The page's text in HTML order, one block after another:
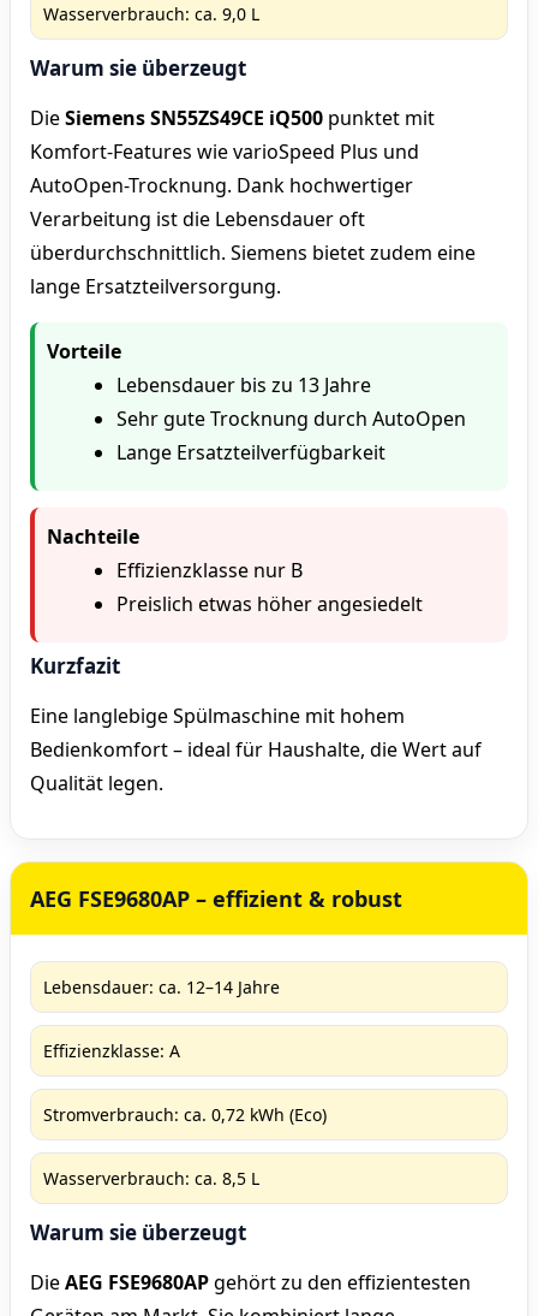
Wasserverbrauch: ca. 9,0 L
Warum sie überzeugt
DieSiemens SN55ZS49CE iQ500 punktet mit
Komfort-Features wie varioSpeed Plus und
AutoOpen-Trocknung. Dank hochwertiger
Verarbeitung ist die Lebensdauer oft
überdurchschnittlich. Siemens bietet zudem eine
lange Ersatzteilversorgung.
Vorteile
Lebensdauer bis zu 13 Jahre
Sehr gute Trocknung durch AutoOpen
Lange Ersatzteilverfügbarkeit
Nachteile
Effizienzklasse nur B
Preislich etwas höher angesiedelt
Kurzfazit
Eine langlebige Spülmaschine mit hohem
Bedienkomfort – ideal für Haushalte, die Wert auf
Qualität legen.
AEG FSE9680AP – effizient & robust
Lebensdauer: ca. 12–14 Jahre
Effizienzklasse: A
Stromverbrauch: ca. 0,72 kWh (Eco)
Wasserverbrauch: ca. 8,5 L
Warum sie überzeugt
DieAEG FSE9680APgehört zu den effizientesten